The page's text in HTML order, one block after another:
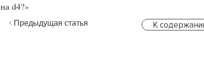
на d4?»
< Предыдущая статья К